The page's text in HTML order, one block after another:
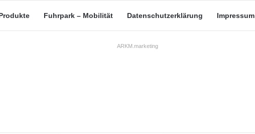
Fuhrpark – Mobilität Datenschutzerklärung Impressum
ARKM.marketing